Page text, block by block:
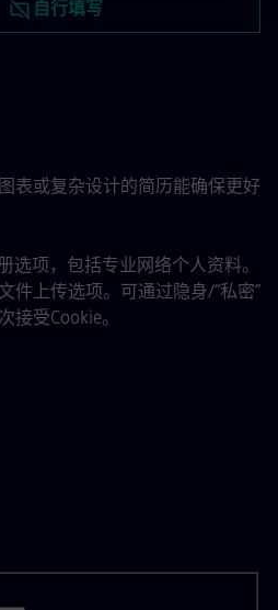
自行填写
表或复杂设计的简历能确保更好
选项，包括专业网络个人资料。
件上传选项。可通过隐身/“私密”
接受Cookie。